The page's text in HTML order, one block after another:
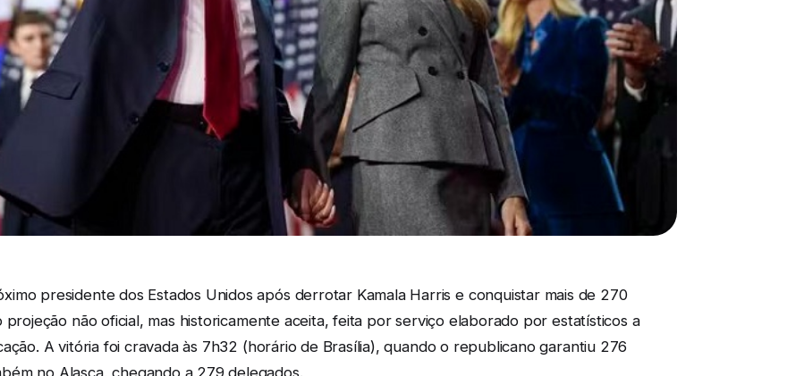
presidente dos Estados Unidos após derrotar Kamala Harris e conquistar mais de 270
não oficial, mas historicamente aceita, feita por serviço elaborado por estatísticos a
A vitória foi cravada às 7h32 (horário de Brasília), quando o republicano garantiu 276